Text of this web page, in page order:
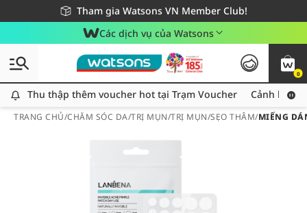
Tham gia Watsons VN Member Club!
Miễn phí giao hàng cho đơn hàng từ 249,000Đ
Giao hàng nhanh 24h - Áp dụng khu vực TP. Hồ Chí Minh
Các dịch vụ của Watsons
0
Thu thập thêm voucher hot tại Trạm Voucher
Thu thập thêm voucher hot tại Trạm Voucher Cảnh báo
TRANG CHỦ/CHĂM SÓC DA/TRỊ MỤN/TRỊ MỤN/SẸO THÂM/MIẾNG